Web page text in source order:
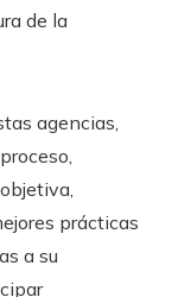
de la
agencias,
prácticas
a su